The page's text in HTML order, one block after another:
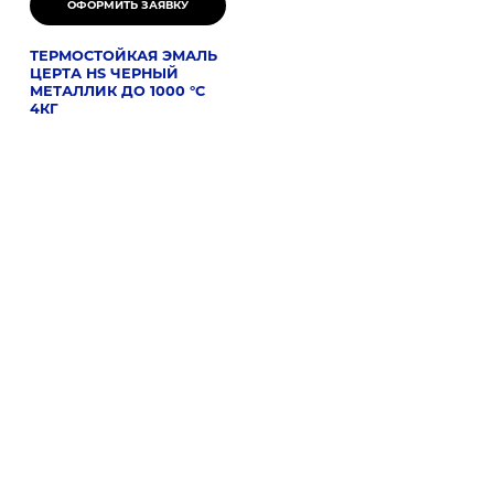
ТЕРМОСТОЙКАЯ ЭМАЛЬ
ЦЕРТА HS ЧЕРНЫЙ
МЕТАЛЛИК ДО 1000 °C
4КГ